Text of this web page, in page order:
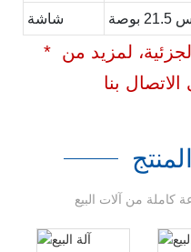
شاشة
* تخصيص دعم المعلمة الجزئية، لمزيد من